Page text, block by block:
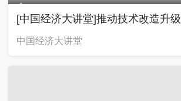
[中国经济大讲堂]推动技术改造升级
中国经济大讲堂